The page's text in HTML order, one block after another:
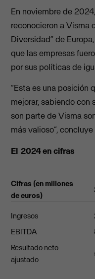
En noviembre de
reconocieron a Visma
Diversidad” de
que las empresas
por sus políticas de
“Esta es una posición
mejorar, sabiendo con
son parte de Visma
más valioso”,
El 2024 en cifras
Cifras (en millones
de euros)
Ingresos
EBITDA
Resultado neto
ajustado